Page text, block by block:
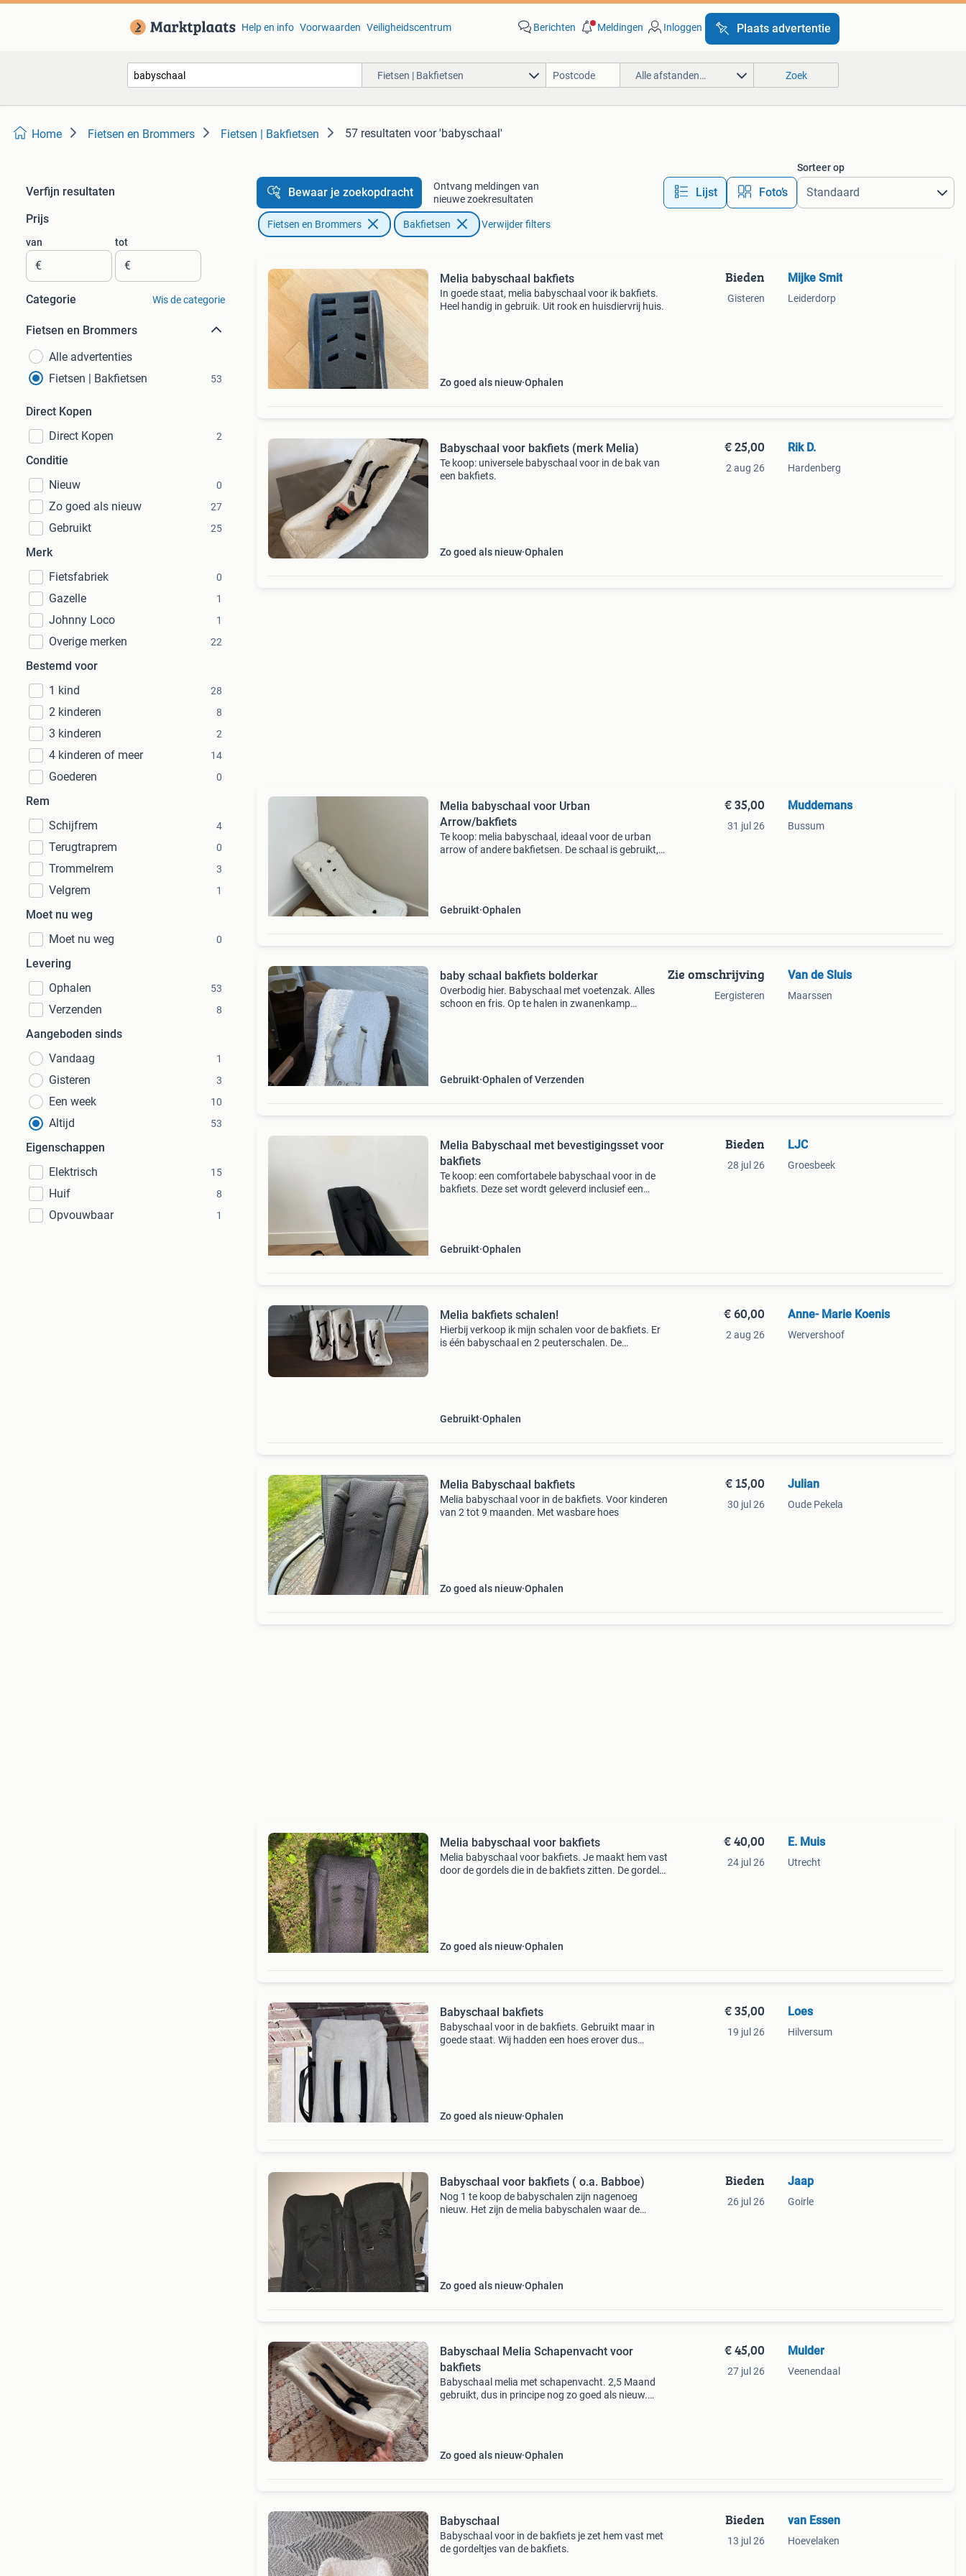
Help en info Voorwaarden Veiligheidscentrum Berichten Meldingen Inloggen Plaats advertentie
Fietsen | Bakfietsen Alle afstanden… Zoek
Home Fietsen en Brommers Fietsen | Bakfietsen 57 resultaten voor 'babyschaal'
Verfijn resultaten
Prijs
van
€
tot
€
Categorie Wis de categorie
Fietsen en Brommers
Alle advertenties
Fietsen | Bakfietsen
53
Direct Kopen
Direct Kopen
2
Conditie
Nieuw
0
Zo goed als nieuw 27
Gebruikt 25
Merk
Fietsfabriek
0
Gazelle 1
Johnny Loco 1
Overige merken 22
Bestemd voor
1 kind
28
2 kinderen 8
3 kinderen 2
4 kinderen of meer 14
Goederen 0
Rem
Schijfrem
4
Terugtraprem 0
Trommelrem 3
Velgrem 1
Moet nu weg
Moet nu weg
0
Levering
Ophalen
53
Verzenden 8
Aangeboden sinds
Vandaag
1
Gisteren 3
Een week 10
Altijd 53
Eigenschappen
Elektrisch
15
Huif 8
Opvouwbaar 1
Bewaar je zoekopdracht
Ontvang meldingen van
nieuwe zoekresultaten
Lijst Foto’s
Sorteer op
Fietsen en Brommers Bakfietsen Verwijder filters
Melia babyschaal bakfiets
In goede staat, melia babyschaal voor ik bakfiets.
Heel handig in gebruik. Uit rook en huisdiervrij huis.
Zo goed als nieuw Ophalen
Bieden
Gisteren
Mijke Smit
Leiderdorp
Babyschaal voor bakfiets (merk Melia)
Te koop: universele babyschaal voor in de bak van
een bakfiets.
Zo goed als nieuw Ophalen
€ 25,00
2 aug 26
Rik D.
Hardenberg
Melia babyschaal voor Urban
Arrow/bakfiets
Te koop: melia babyschaal, ideaal voor de urban
arrow of andere bakfietsen. De schaal is gebruikt,
Gebruikt Ophalen
€ 35,00
31 jul 26
Muddemans
Bussum
baby schaal bakfiets bolderkar
Overbodig hier. Babyschaal met voetenzak. Alles
schoon en fris. Op te halen in zwanenkamp
Gebruikt Ophalen of Verzenden
Zie omschrijving
Eergisteren
Van de Sluis
Maarssen
Melia Babyschaal met bevestigingsset voor
bakfiets
Te koop: een comfortabele babyschaal voor in de
bakfiets. Deze set wordt geleverd inclusief een
Gebruikt Ophalen
Bieden
28 jul 26
LJC
Groesbeek
Melia bakfiets schalen!
Hierbij verkoop ik mijn schalen voor de bakfiets. Er
is één babyschaal en 2 peuterschalen. De
Gebruikt Ophalen
€ 60,00
2 aug 26
Anne- Marie Koenis
Wervershoof
Melia Babyschaal bakfiets
Melia babyschaal voor in de bakfiets. Voor kinderen
van 2 tot 9 maanden. Met wasbare hoes
Zo goed als nieuw Ophalen
€ 15,00
30 jul 26
Julian
Oude Pekela
Melia babyschaal voor bakfiets
Melia babyschaal voor bakfiets. Je maakt hem vast
door de gordels die in de bakfiets zitten. De gordels
Zo goed als nieuw Ophalen
€ 40,00
24 jul 26
E. Muis
Utrecht
Babyschaal bakfiets
Babyschaal voor in de bakfiets. Gebruikt maar in
goede staat. Wij hadden een hoes erover dus
Zo goed als nieuw Ophalen
€ 35,00
19 jul 26
Loes
Hilversum
Babyschaal voor bakfiets ( o.a. Babboe)
Nog 1 te koop de babyschalen zijn nagenoeg
nieuw. Het zijn de melia babyschalen waar de
Zo goed als nieuw Ophalen
Bieden
26 jul 26
Jaap
Goirle
Babyschaal Melia Schapenvacht voor
bakfiets
Babyschaal melia met schapenvacht. 2,5 Maand
gebruikt, dus in principe nog zo goed als nieuw.
Zo goed als nieuw Ophalen
€ 45,00
27 jul 26
Mulder
Veenendaal
Babyschaal
Babyschaal voor in de bakfiets je zet hem vast met
de gordeltjes van de bakfiets.
Bieden
13 jul 26
van Essen
Hoevelaken